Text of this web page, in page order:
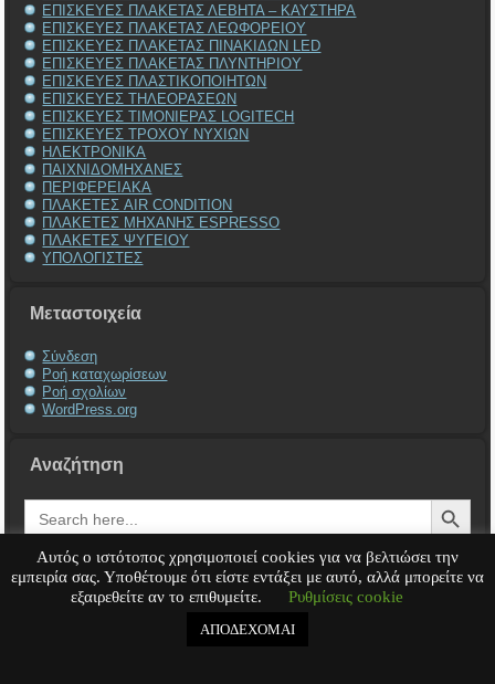
ΕΠΙΣΚΕΥΕΣ ΠΛΑΚΕΤΑΣ ΛΕΒΗΤΑ – ΚΑΥΣΤΗΡΑ
ΕΠΙΣΚΕΥΕΣ ΠΛΑΚΕΤΑΣ ΛΕΩΦΟΡΕΙΟΥ
ΕΠΙΣΚΕΥΕΣ ΠΛΑΚΕΤΑΣ ΠΙΝΑΚΙΔΩΝ LED
ΕΠΙΣΚΕΥΕΣ ΠΛΑΚΕΤΑΣ ΠΛΥΝΤΗΡΙΟΥ
ΕΠΙΣΚΕΥΕΣ ΠΛΑΣΤΙΚΟΠΟΙΗΤΩΝ
ΕΠΙΣΚΕΥΕΣ ΤΗΛΕΟΡΑΣΕΩΝ
ΕΠΙΣΚΕΥΕΣ ΤΙΜΟΝΙΕΡΑΣ LOGITECH
ΕΠΙΣΚΕΥΕΣ ΤΡΟΧΟΥ ΝΥΧΙΩΝ
ΗΛΕΚΤΡΟΝΙΚΑ
ΠΑΙΧΝΙΔΟΜΗΧΑΝΕΣ
ΠΕΡΙΦΕΡΕΙΑΚΑ
ΠΛΑΚΕΤΕΣ AIR CONDITION
ΠΛΑΚΕΤΕΣ ΜΗΧΑΝΗΣ ESPRESSO
ΠΛΑΚΕΤΕΣ ΨΥΓΕΙΟΥ
ΥΠΟΛΟΓΙΣΤΕΣ
Μεταστοιχεία
Σύνδεση
Ροή καταχωρίσεων
Ροή σχολίων
WordPress.org
Αναζήτηση
Search
for:
Search Button
Service Υπολογιστή Service Laptop Service Macbook Service Περιφερειακά
Αυτός ο ιστότοπος χρησιμοποιεί cookies για να βελτιώσει την
εμπειρία σας. Υποθέτουμε ότι είστε εντάξει με αυτό, αλλά μπορείτε να
εξαιρεθείτε αν το επιθυμείτε.
Ρυθμίσεις cookie
ΑΠΟΔΕΧΟΜΑΙ